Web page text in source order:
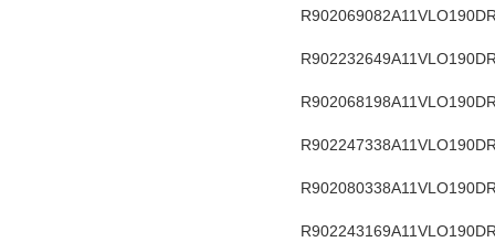
R902069082
R902232649
R902068198
R902247338
R902080338
R902243169